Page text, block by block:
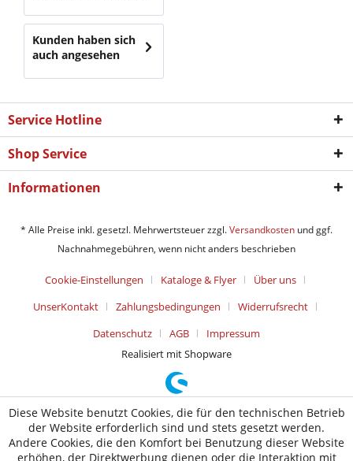
Kunden haben sich
auch angesehen
Service Hotline
Shop Service
Informationen
* Alle Preise inkl. gesetzl. Mehrwertsteuer zzgl.Versandkosten und ggf.
Nachnahmegebühren, wenn nicht anders beschrieben
Cookie-Einstellungen Kataloge & Flyer
Über uns
UnserKontakt
Zahlungsbedingungen
Widerrufsrecht
Datenschutz
AGB
Impressum
Realisiert mit Shopware
Diese Website benutzt Cookies, die für den technischen Betrieb
der Website erforderlich sind und stets gesetzt werden.
Andere Cookies, die den Komfort bei Benutzung dieser Website
erhöhen, der Direktwerbung dienen oder die Interaktion mit